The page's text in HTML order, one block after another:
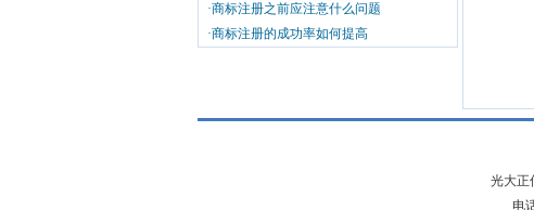
·商标注册之前应注意什么问题
·商标注册的成功率如何提高
光大正
电